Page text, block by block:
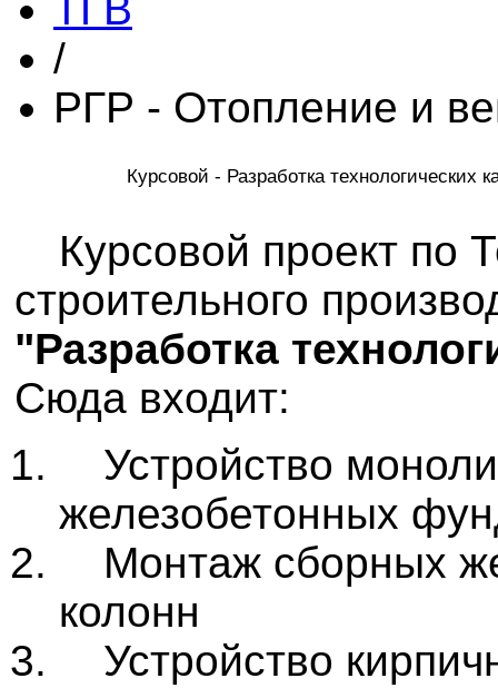
/
РГР - Отопление и
Курсовой - Разработка технологических
Курсовой проект по
строительного
"Разработка
Сюда входит:
Устройство
железобетонных
Монтаж сборных
колонн
Устройство